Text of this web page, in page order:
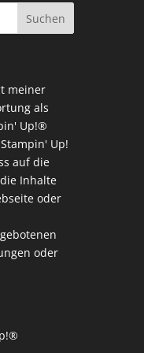
meiner
als
Up!®
Up!
auf die
Inhalte
oder
oder